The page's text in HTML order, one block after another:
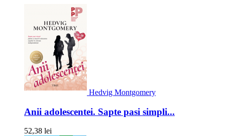
Hedvig Montgomery
Anii adolescentei. Sapte pasi simpli...
52,38 lei